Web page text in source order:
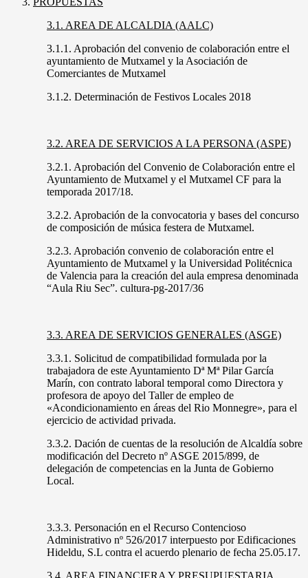
3.1. AREA DE ALCALDIA (AALC)
3.1.1. Aprobación del convenio de colaboración entre el
ayuntamiento de Mutxamel y la Asociación de
Comerciantes de Mutxamel
3.1.2. Determinación de Festivos Locales 2018
3.2. AREA DE SERVICIOS A LA PERSONA (ASPE)
3.2.1. Aprobación del Convenio de Colaboración entre el
Ayuntamiento de Mutxamel y el Mutxamel CF para la
temporada 2017/18.
3.2.2. Aprobación de la convocatoria y bases del concurso
de composición de música festera de Mutxamel.
3.2.3. Aprobación convenio de colaboración entre el
Ayuntamiento de Mutxamel y la Universidad Politécnica
de Valencia para la creación del aula empresa denominada
“Aula Riu Sec”. cultura-pg-2017/36
3.3. AREA DE SERVICIOS GENERALES (ASGE)
3.3.1. Solicitud de compatibilidad formulada por la
trabajadora de este Ayuntamiento Dª Mª Pilar García
Marín, con contrato laboral temporal como Directora y
profesora de apoyo del Taller de empleo de
«Acondicionamiento en áreas del Rio Monnegre», para el
ejercicio de actividad privada.
3.3.2. Dación de cuentas de la resolución de Alcaldía sobre
modificación del Decreto nº ASGE 2015/899, de
delegación de competencias en la Junta de Gobierno
Local.
3.3.3. Personación en el Recurso Contencioso
Administrativo nº 526/2017 interpuesto por Edificaciones
Hideldu, S.L contra el acuerdo plenario de fecha 25.05.17.
3.4. AREA FINANCIERA Y PRESUPUESTARIA